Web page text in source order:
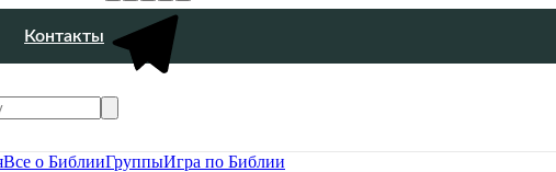
Контакты
Все о БиблииГруппыИгра по Библии